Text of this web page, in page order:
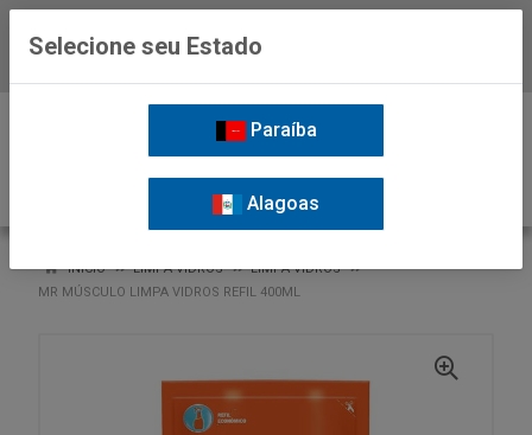
INÍCIO LIMPA VIDROS
LIMPA VIDROS
MR MÚSCULO LIMPA VIDROS REFIL 400ML
Selecione seu Estado
Paraíba
Alagoas